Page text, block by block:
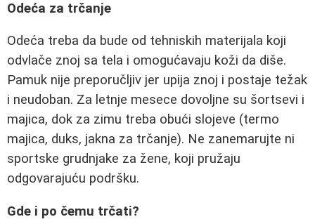
Odeća za trčanje
Odeća treba da bude od tehniskih materijala koji
odvlače znoj sa tela i omogućavaju koži da diše.
Pamuk nije preporučljiv jer upija znoj i postaje težak
i neudoban. Za letnje mesece dovoljne su šortsevi i
majica, dok za zimu treba obući slojeve (termo
majica, duks, jakna za trčanje). Ne zanemarujte ni
sportske grudnjake za žene, koji pružaju
odgovarajuću podršku.
Gde i po čemu trčati?